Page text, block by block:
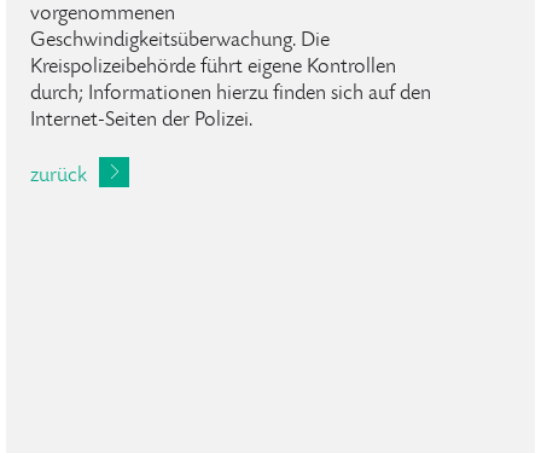
vorgenommenen
Geschwindigkeitsüberwachung. Die
Kreispolizeibehörde führt eigene Kontrollen
durch; Informationen hierzu finden sich auf den
Internet-Seiten der Polizei.
zurück